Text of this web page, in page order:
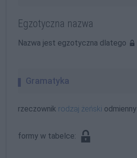
Egzotyczna nazwa
Nazwa jest egzotyczna dlatego
Gramatyka
rzeczownik rodzaj żeński odmienny
formy w tabelce: